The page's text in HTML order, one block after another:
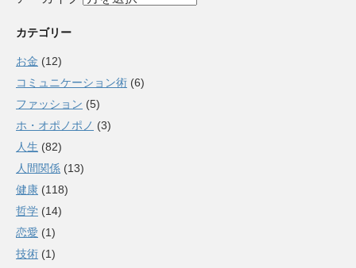
カテゴリー
お金 (12)
コミュニケーション術 (6)
ファッション (5)
ホ・オポノポノ (3)
人生 (82)
人間関係 (13)
健康 (118)
哲学 (14)
恋愛 (1)
技術 (1)